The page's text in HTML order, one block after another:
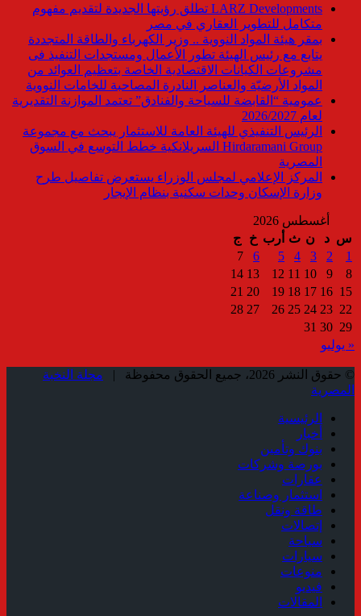
LARZ Developments تطلق رؤيتها الجديدة لتقديم مفهوم
متكامل للتطوير العقاري في مصر
بمقر هيئة المواد النووية .. وزير الكهرباء والطاقة المتجددة
يتابع مع رئيس الهيئة تطور الأعمال ومستجدات التنفيذ فى
مشروعات الكيانات الاقتصادية الخاصة بتعظيم العوائد من
المواد الأرضيّة والعناصر النادرة المصاحبة للخامات النووية
عمومية “القابضة للسياحة والفنادق” تعتمد الموازنة التقديرية
لعام 2026/2027
الرئيس التنفيذي للهيئة العامة للاستثمار يبحث مع مجموعة
Hirdaramani Group السريلانكية خطط التوسع في السوق
المصرية
المركز الإعلامي لمجلس الوزراء يستعرض تفاصيل طرح
وزارة الإسكان وحدات سكنية بنظام الإيجار
أغسطس 2026
س د ن ث أرب خ
ج
1
2
3
4
5
6
7
8
9
10
11
12
13
14
15
16
17
18
19
20
21
22
23
24
25
26
27
28
29
30
31
« يوليو
© حقوق النشر 2026، جميع الحقوق محفوظة |
مجلة النخبة
المصرية
الرئيسية
أخبار
بنوك وتأمين
بورصة وشركات
عقارات
استثمار وصناعة
طاقة ونقل
إتصالات
سياحة
سيارات
منوعات
فيديو
المقالات